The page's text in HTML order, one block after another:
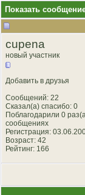
Показать
cupena
новый участник
Добавить в друзья
Сообщений: 22
Сказал(а) спасибо: 0
Поблагодарили 0
сообщениях
Регистрация:
Возраст: 42
Рейтинг: 166